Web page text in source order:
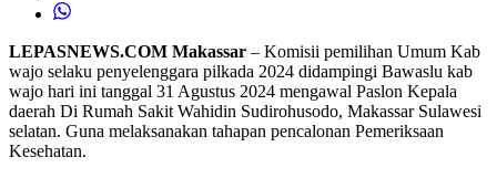
LEPASNEWS.COM Makassar – Komisii pemilihan Umum Kab
wajo selaku penyelenggara pilkada 2024 didampingi Bawaslu kab
wajo hari ini tanggal 31 Agustus 2024 mengawal Paslon Kepala
daerah Di Rumah Sakit Wahidin Sudirohusodo, Makassar Sulawesi
selatan. Guna melaksanakan tahapan pencalonan Pemeriksaan
Kesehatan.